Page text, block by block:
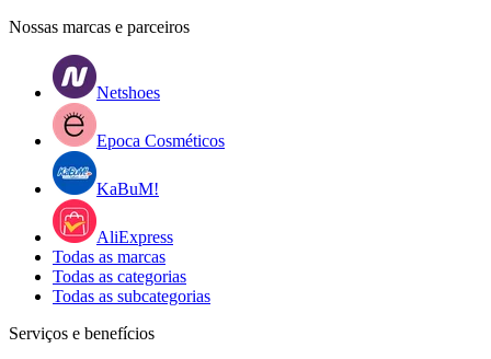
Nossas marcas e parceiros
Netshoes
Epoca Cosméticos
KaBuM!
AliExpress
Todas as marcas
Todas as categorias
Todas as subcategorias
Serviços e benefícios